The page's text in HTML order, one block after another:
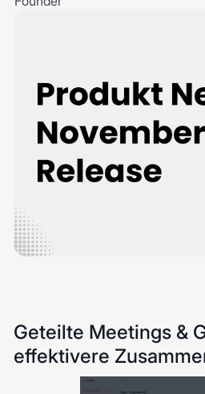
Geteilte Meetings &
effektivere